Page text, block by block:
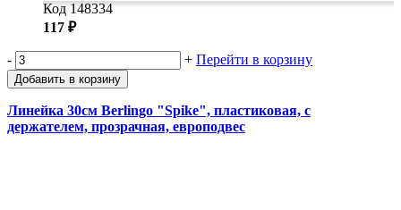
Код 148334
117 ₽
- + Перейти в корзину
Добавить в корзину
Линейка 30см Berlingo "Spike", пластиковая, с
держателем, прозрачная, европодвес